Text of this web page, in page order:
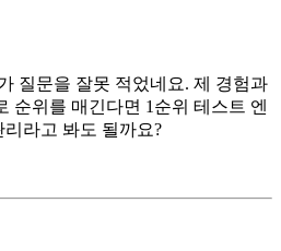
질문을 잘못 적었네요. 제 경험과
순위를 매긴다면 1순위 테스트 엔
라고 봐도 될까요?